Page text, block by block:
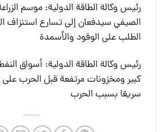
رئيس وكالة الطاقة الدولية: موسم
الصيفي سيدفعان إلى تسارع استنزاف
الطلب على الوقود والأسمدة
رئيس وكالة الطاقة الدولية: أسواق
كبير ومخزونات مرتفعة قبل الحرب
سريعًا بسبب الحرب